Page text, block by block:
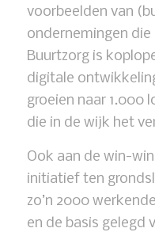
voorbeelden van
ondernemingen
Buurtzorg is
digitale
groeien naar 1.000
die in de wijk het
Ook aan de win-
initiatief ten
zo’n 2000
en de basis gelegd